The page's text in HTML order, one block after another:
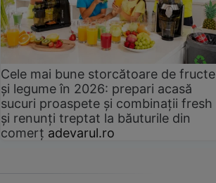
Cele mai bune storcătoare de fructe
și legume în 2026: prepari acasă
sucuri proaspete și combinații fresh
și renunți treptat la băuturile din
comerț adevarul.ro